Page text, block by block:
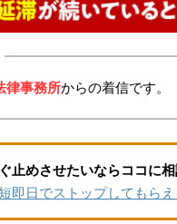
律事務所からの着信です。
止めさせたいならココに相
即日でストップしてもらえ